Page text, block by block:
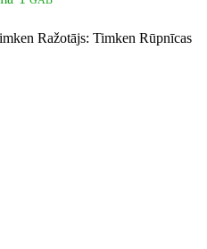
Ražotājs: Timken Rūpnīcas